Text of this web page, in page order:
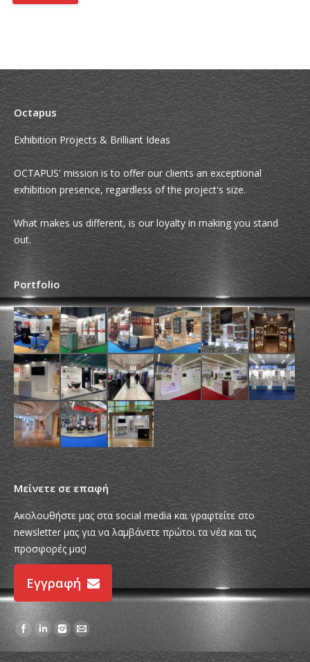
Octapus
Exhibition Projects & Brilliant Ideas
OCTAPUS' mission is to offer our clients an exceptional
exhibition presence, regardless of the project's size.
What makes us different, is our loyalty in making you stand
out.
Portfolio
Μείνετε σε επαφή
Ακολουθήστε μας στα social media και γραφτείτε στο
newsletter μας για να λαμβάνετε πρώτοι τα νέα και τις
προσφορές μας!
Εγγραφή
Find us on: